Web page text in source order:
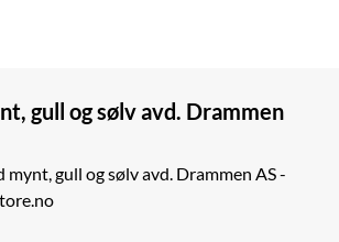
gull og sølv avd. Drammen
gull og sølv avd. Drammen AS -